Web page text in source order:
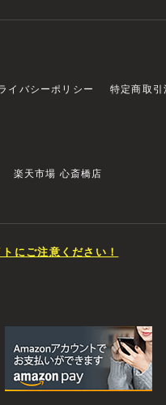
イバシーポリシー 特定商取引
楽天市場 心斎橋店
にご注意ください！